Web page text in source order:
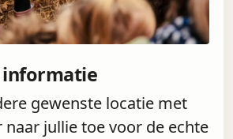
gewenste locatie met
naar jullie toe voor de echte